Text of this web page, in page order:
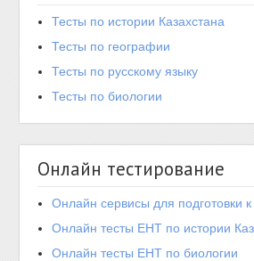
Тесты по истории Казахстана
Тесты по географии
Тесты по русскому языку
Тесты по биологии
Онлайн тестирование
Онлайн сервисы для подготовки
Онлайн тесты ЕНТ по истории
Онлайн тесты ЕНТ по биологии